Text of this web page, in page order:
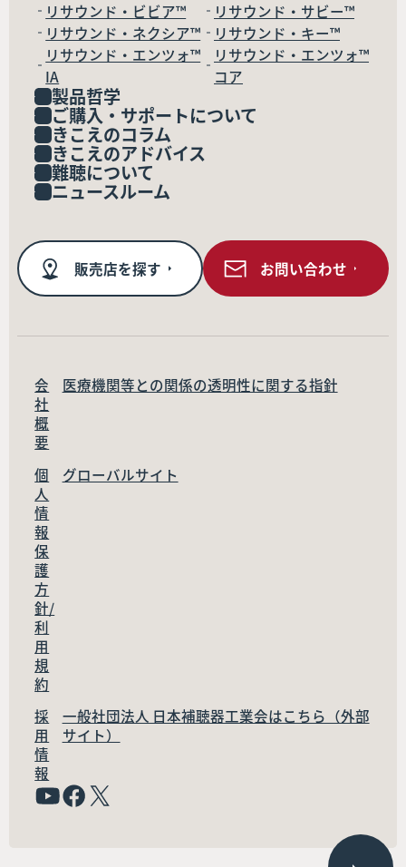
リサウンド・ビビア™
リサウンド・サビー™
リサウンド・ネクシア™
リサウンド・キー™
リサウンド・エンツォ™
IA
リサウンド・エンツォ™
コア
製品哲学
ご購入・サポートについて
きこえのコラム
きこえのアドバイス
難聴について
ニュースルーム
販売店を探す お問い合わせ
会
社
概
要
医療機関等との関係の透明性に関する指針
個
人
情
報
保
護
方
針/
利
用
規
約
グローバルサイト
採
用
情
報
一般社団法人 日本補聴器工業会はこちら（外部
サイト）